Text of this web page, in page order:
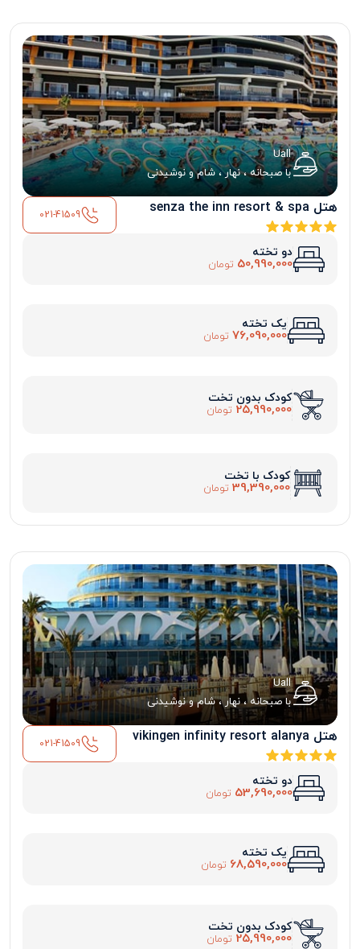
Uall
با صبحانه ، نهار ، شام و نوشیدنی
هتل senza the inn resort & spa 021-41509
دو تخته
50,990,000 تومان
یک تخته
76,090,000 تومان
کودک بدون تخت
25,990,000 تومان
کودک با تخت
39,390,000 تومان
Uall
با صبحانه ، نهار ، شام و نوشیدنی
هتل vikingen infinity resort alanya 021-41509
دو تخته
53,690,000 تومان
یک تخته
68,590,000 تومان
کودک بدون تخت
25,990,000 تومان